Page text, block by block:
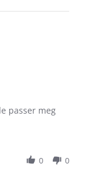
passer meg
0 0